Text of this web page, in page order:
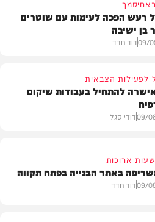
רעש הפכה לעימות עם שוטרים
בן ישיבה
09/דוד חדד
לפעילות הצבאית
להתחיל בעבודות שיקום
09/דודי סגל
ארוכות
באתר הבנייה בפתח תקווה
09/דוד חדד